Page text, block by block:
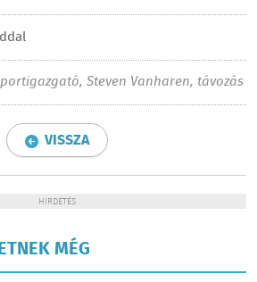
, Steven Vanharen, távozás
VISSZA
HIRDETÉS
MÉG